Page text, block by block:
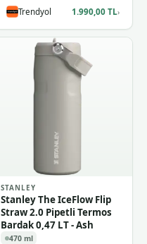
Trendyol 1.990,00 TL›
STANLEY
Stanley The IceFlow Flip
Straw 2.0 Pipetli Termos
Bardak 0,47 LT - Ash
470 ml